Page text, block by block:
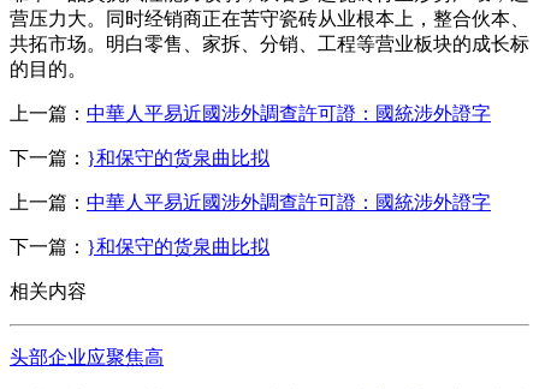
营压力大。同时经销商正在苦守瓷砖从业根本上，整合伙本、
共拓市场。明白零售、家拆、分销、工程等营业板块的成长标
的目的。
上一篇： 中華人平易近國涉外調查許可證：國統涉外證字
下一篇： }和保守的货泉曲比拟
上一篇： 中華人平易近國涉外調查許可證：國統涉外證字
下一篇： }和保守的货泉曲比拟
相关内容
头部企业应聚焦高